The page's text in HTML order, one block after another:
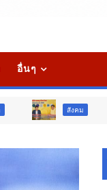
อื่นๆ